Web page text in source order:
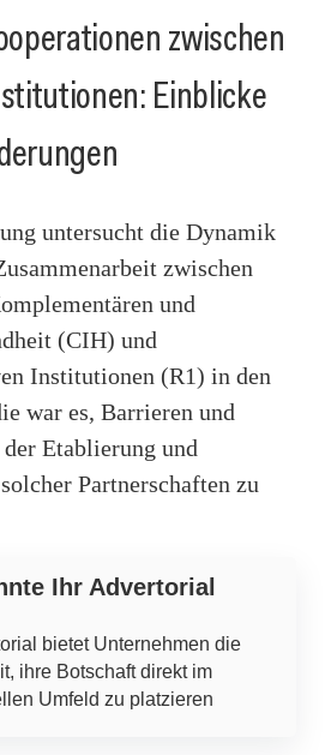
zwischen
Einblicke
untersucht die Dynamik
zwischen
und
(CIH) und
Institutionen (R1) in den
war es, Barrieren und
Etablierung und
Partnerschaften zu
Ihr Advertorial
bietet Unternehmen die
ihre Botschaft direkt im
Umfeld zu platzieren